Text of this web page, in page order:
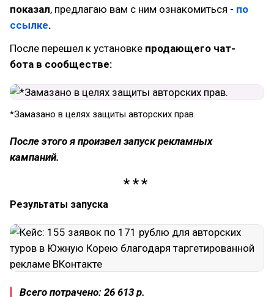
показал, предлагаю вам с ним ознакомиться - по
ссылке.
После перешел к установке продающего чат-
бота в сообществе:
*Замазано в целях защиты авторских прав.
После этого я произвел запуск рекламных
кампаний.
Результаты запуска
Всего потрачено: 26 613 р.